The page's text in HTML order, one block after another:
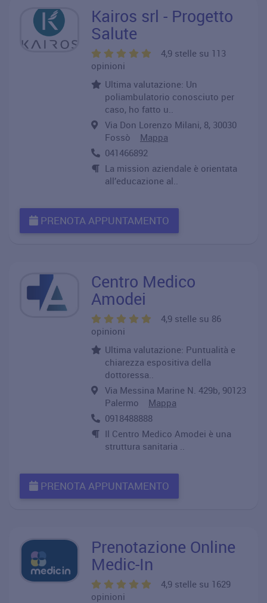
Kairos srl - Progetto
Salute
4,9 stelle su 113
opinioni
Ultima valutazione: Un
poliambulatorio conosciuto per
caso, ho fatto u..
Via Don Lorenzo Milani, 8, 30030
Fossò Mappa
041466892
La mission aziendale è orientata
all’educazione al..
PRENOTA APPUNTAMENTO
Centro Medico
Amodei
4,9 stelle su 86
opinioni
Ultima valutazione: Puntualità e
chiarezza espositiva della
dottoressa..
Via Messina Marine N. 429b, 90123
Palermo Mappa
0918488888
Il Centro Medico Amodei è una
struttura sanitaria ..
PRENOTA APPUNTAMENTO
Prenotazione Online
Medic-In
4,9 stelle su 1629
opinioni